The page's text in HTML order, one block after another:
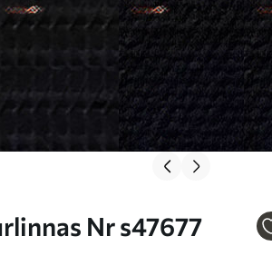
Nr s47677